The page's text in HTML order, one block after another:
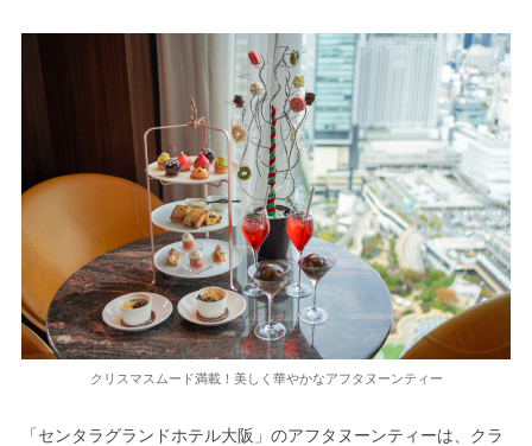
クリスマスムード満載！美しく華やかなアフタヌーンティー
「センタラグランドホテル大阪」のアフタヌーンティーは、クラ